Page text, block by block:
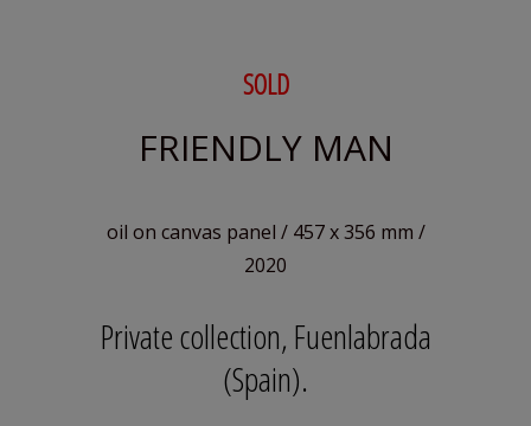
SOLD
FRIENDLY MAN
oil on canvas panel / 457 x 356 mm /
2020
Private collection, Fuenlabrada
(Spain).